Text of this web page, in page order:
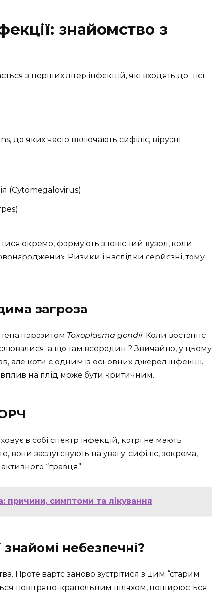
знайомство з
з перших літер інфекцій, які входять до цієї
до яких часто включають сифіліс, вірусні
(Cytomegalovirus)
окремо, формують зловісний вузол, коли
Ризики і наслідки серйозні, тому
загроза
паразитом Toxoplasma gondii. Коли востаннє
а що там всередині? Звичайно, у цьому
але коти є одним із основних джерел інфекції.
вплив на плід може бути критичним.
в собі спектр інфекцій, котрі не мають
вони заслуговують на увагу: сифіліс, зокрема,
“гравця”.
причини, симптоми та лікування
небезпечні?
Проте варто заново зустрітися з цим “старим
повітряно-крапельним шляхом, поширюється